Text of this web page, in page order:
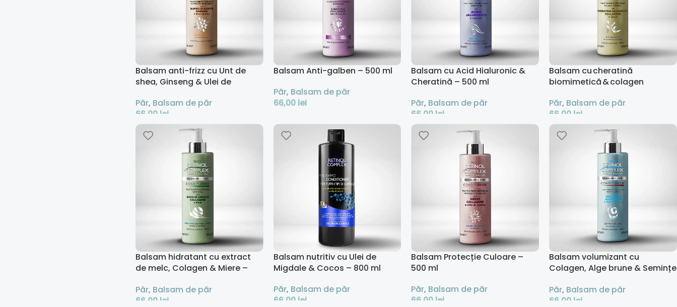
Balsam anti-frizz cu Unt de
shea, Ginseng & Ulei de
Păr, Balsam de păr
66,00 lei
Adaugă În Coș
Balsam Anti-galben – 500 ml
Păr, Balsam de păr
66,00 lei
Balsam cu Acid Hialuronic &
Cheratină – 500 ml
Păr, Balsam de păr
66,00 lei
Balsam cu cheratină
biomimetică & colagen
Păr, Balsam de păr
66,00 lei
Adaugă În Coș
Balsam hidratant cu extract
de melc, Colagen & Miere –
Păr, Balsam de păr
66,00 lei
Balsam nutritiv cu Ulei de
Migdale & Cocos – 800 ml
Păr, Balsam de păr
66,00 lei
Balsam Protecție Culoare –
500 ml
Păr, Balsam de păr
66,00 lei
Balsam volumizant cu
Colagen, Alge brune & Semințe
Păr, Balsam de păr
66,00 lei